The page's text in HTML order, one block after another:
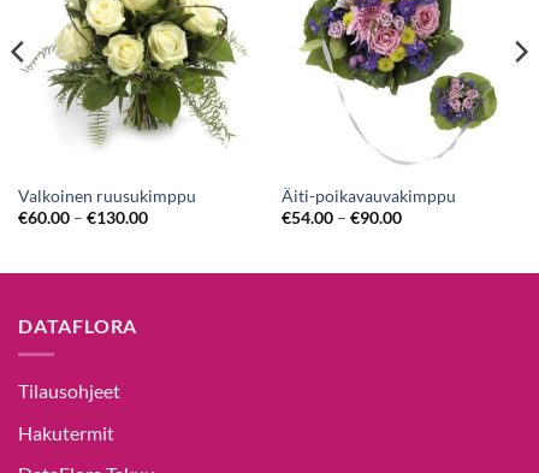
Valkoinen ruusukimppu
€60.00– €130.00
Äiti-poikavauvakimppu
€54.00– €90.00
DATAFLORA
Tilausohjeet
Hakutermit